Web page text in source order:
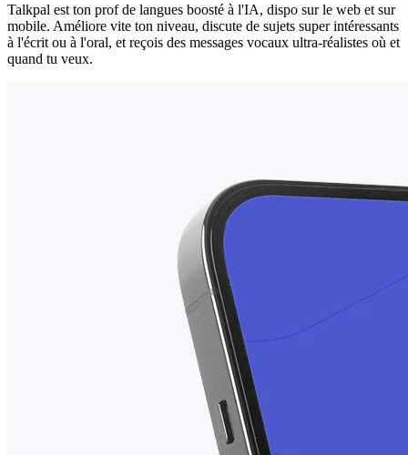
Talkpal est ton prof de langues boosté à l'IA, dispo sur le web et sur
mobile. Améliore vite ton niveau, discute de sujets super intéressants
à l'écrit ou à l'oral, et reçois des messages vocaux ultra-réalistes où et
quand tu veux.